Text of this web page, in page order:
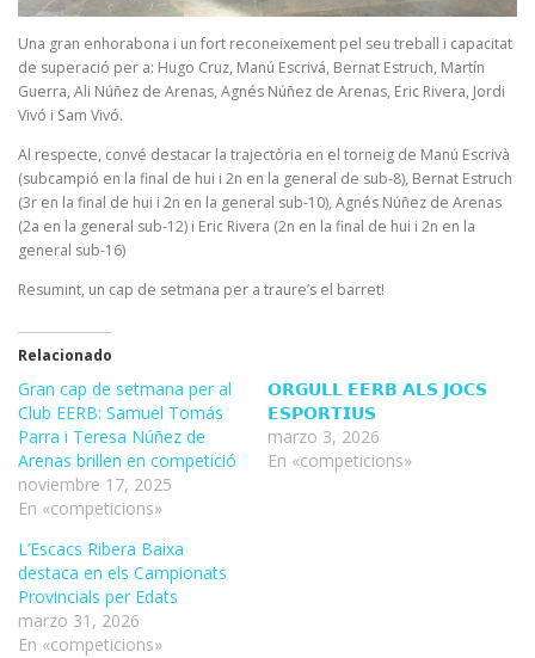
Una gran enhorabona i un fort reconeixement pel seu treball i capacitat
de superació per a: Hugo Cruz, Manú Escrivá, Bernat Estruch, Martín
Guerra, Ali Núñez de Arenas, Agnés Núñez de Arenas, Eric Rivera, Jordi
Vivó i Sam Vivó.
Al respecte, convé destacar la trajectòria en el torneig de Manú Escrivà
(subcampió en la final de hui i 2n en la general de sub-8), Bernat Estruch
(3r en la final de hui i 2n en la general sub-10), Agnés Núñez de Arenas
(2a en la general sub-12) i Eric Rivera (2n en la final de hui i 2n en la
general sub-16)
Resumint, un cap de setmana per a traure’s el barret!
Relacionado
Gran cap de setmana per al
Club EERB: Samuel Tomás
Parra i Teresa Núñez de
Arenas brillen en competició
noviembre 17, 2025
En «competicions»
𝗢𝗥𝗚𝗨𝗟𝗟 𝗘𝗘𝗥𝗕 𝗔𝗟𝗦 𝗝𝗢𝗖𝗦
𝗘𝗦𝗣𝗢𝗥𝗧𝗜𝗨𝗦
marzo 3, 2026
En «competicions»
L’Escacs Ribera Baixa
destaca en els Campionats
Provincials per Edats
marzo 31, 2026
En «competicions»